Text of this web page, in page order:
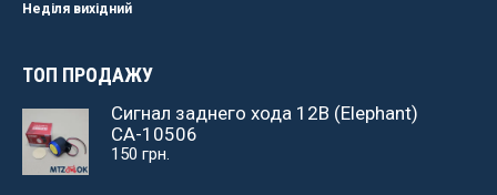
Неділя вихідний
ТОП ПРОДАЖУ
Сигнал заднего хода 12В (Elephant)
СА-10506
150 грн.